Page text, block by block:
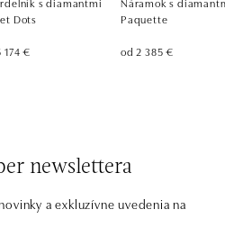
Dots
174 €
Paquette
od 2 385 €
newslettera
a exkluzívne uvedenia na